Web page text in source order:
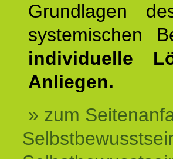
Grundlagen
systemischen
individuelle
Anliegen.
» zum